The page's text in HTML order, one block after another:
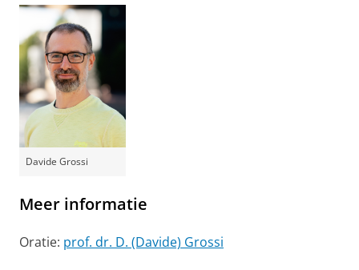
Davide Grossi
Meer informatie
Oratie: prof. dr. D. (Davide) Grossi